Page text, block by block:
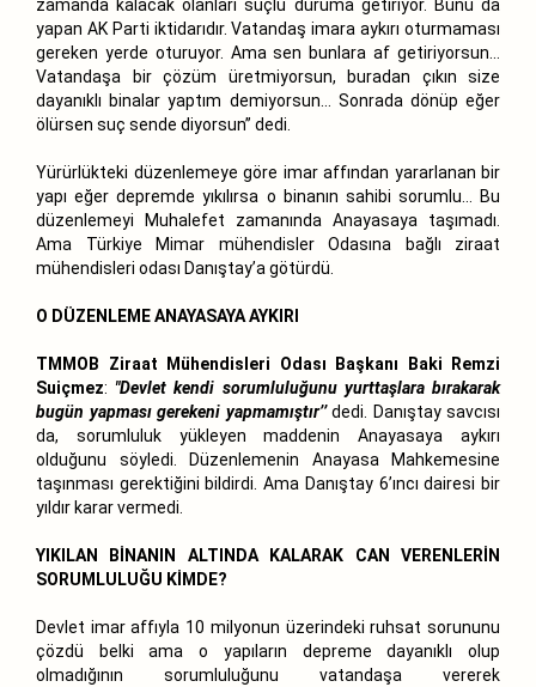
zamanda kalacak olanları suçlu duruma getiriyor. Bunu da
yapan AK Parti iktidarıdır. Vatandaş imara aykırı oturmaması
gereken yerde oturuyor. Ama sen bunlara af getiriyorsun…
Vatandaşa bir çözüm üretmiyorsun, buradan çıkın size
dayanıklı binalar yaptım demiyorsun… Sonrada dönüp eğer
ölürsen suç sende diyorsun’’ dedi.
Yürürlükteki düzenlemeye göre imar affından yararlanan bir
yapı eğer depremde yıkılırsa o binanın sahibi sorumlu… Bu
düzenlemeyi Muhalefet zamanında Anayasaya taşımadı.
Ama Türkiye Mimar mühendisler Odasına bağlı ziraat
mühendisleri odası Danıştay’a götürdü.
O DÜZENLEME ANAYASAYA AYKIRI
TMMOB Ziraat Mühendisleri Odası Başkanı Baki Remzi
Suiçmez:"Devlet kendi sorumluluğunu yurttaşlara bırakarak
bugün yapması gerekeni yapmamıştır’’ dedi. Danıştay savcısı
da, sorumluluk yükleyen maddenin Anayasaya aykırı
olduğunu söyledi. Düzenlemenin Anayasa Mahkemesine
taşınması gerektiğini bildirdi. Ama Danıştay 6’ıncı dairesi bir
yıldır karar vermedi.
YIKILAN BİNANIN ALTINDA KALARAK CAN VERENLERİN
SORUMLULUĞU KİMDE?
Devlet imar affıyla 10 milyonun üzerindeki ruhsat sorununu
çözdü belki ama o yapıların depreme dayanıklı olup
olmadığının sorumluluğunu vatandaşa vererek